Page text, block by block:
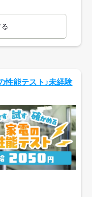
性能テスト♪未経験